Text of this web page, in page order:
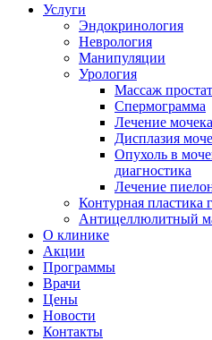
Услуги
Эндокринология
Неврология
Манипуляции
Урология
Массаж
Спермограмма
Лечение
Дисплазия
Опухоль в
диагностика
Лечение
Контурная пластика
Антицеллюлитный
О клинике
Акции
Программы
Врачи
Цены
Новости
Контакты